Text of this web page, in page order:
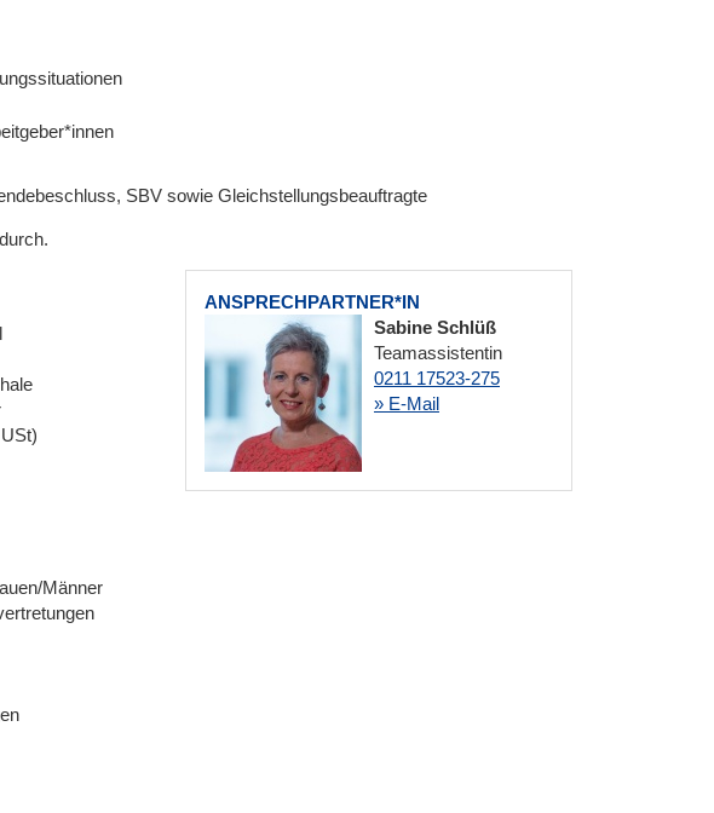
SBV sowie Gleichstellungsbeauftragte
durch.
ANSPRECHPARTNER*IN
Sabine Schlüß
Teamassistentin
0211 17523-275
» E-Mail
Männer